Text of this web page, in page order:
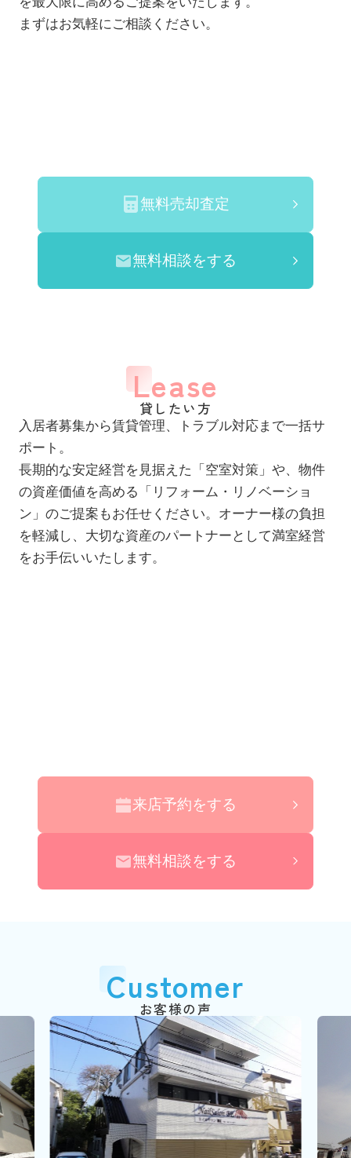
まずはお気軽にご相談ください。
無料売却査定
無料相談をする
Lease
貸したい方
入居者募集から賃貸管理、トラブル対応まで一括サ
ポート。
長期的な安定経営を見据えた「空室対策」や、物件
の資産価値を高める「リフォーム・リノベーショ
ン」のご提案もお任せください。オーナー様の負担
を軽減し、大切な資産のパートナーとして満室経営
をお手伝いいたします。
来店予約をする
無料相談をする
Customer
お客様の声